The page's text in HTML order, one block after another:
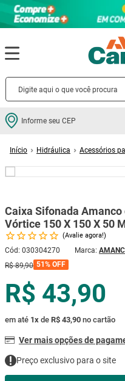
Informe seu CEP
Hidráulica
Acessórios
Caixa Sifonada Amanco
Vórtice 150 X 150 X 50
Avalie agora!
Cód: 030304270
R$ 89,90 51% OFF
R$ 43,90
em até 1x de R$ 43,90 no cartão
Ver mais opções de
Preço exclusivo para o site
Termos mais buscados
2º porcelanato
5º porta
6º vaso sanitário
7º tinta
8º cadeira
9 º mesa
º ar condicionado